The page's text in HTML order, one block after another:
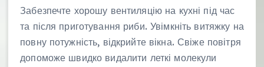
Забезпечте хорошу вентиляцію на кухні під час
та після приготування риби. Увімкніть витяжку на
повну потужність, відкрийте вікна. Свіже повітря
допоможе швидко видалити леткі молекули